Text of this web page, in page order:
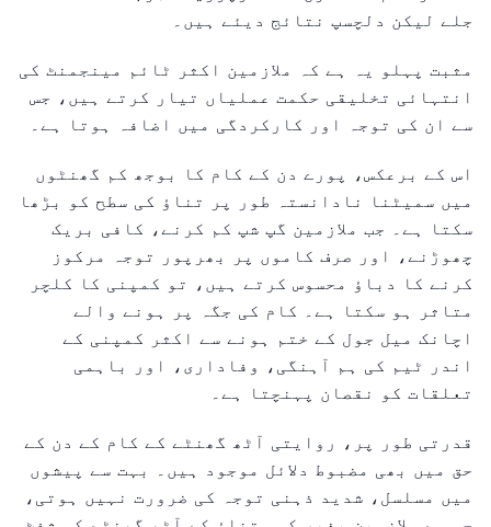
جلے لیکن دلچسپ نتائج دیئے ہیں۔
مثبت پہلو یہ ہے کہ ملازمین اکثر ٹائم مینجمنٹ کی
انتہائی تخلیقی حکمت عملیاں تیار کرتے ہیں، جس
سے ان کی توجہ اور کارکردگی میں اضافہ ہوتا ہے۔
اس کے برعکس، پورے دن کے کام کا بوجھ کم گھنٹوں
میں سمیٹنا نادانستہ طور پر تناؤ کی سطح کو بڑھا
سکتا ہے۔ جب ملازمین گپ شپ کم کرنے، کافی بریک
چھوڑنے، اور صرف کاموں پر بھرپور توجہ مرکوز
کرنے کا دباؤ محسوس کرتے ہیں، تو کمپنی کا کلچر
متاثر ہو سکتا ہے۔ کام کی جگہ پر ہونے والے
اچانک میل جول کے ختم ہونے سے اکثر کمپنی کے
اندر ٹیم کی ہم آہنگی، وفاداری، اور باہمی
تعلقات کو نقصان پہنچتا ہے۔
قدرتی طور پر، روایتی آٹھ گھنٹے کے کام کے دن کے
حق میں بھی مضبوط دلائل موجود ہیں۔ بہت سے پیشوں
میں مسلسل، شدید ذہنی توجہ کی ضرورت نہیں ہوتی،